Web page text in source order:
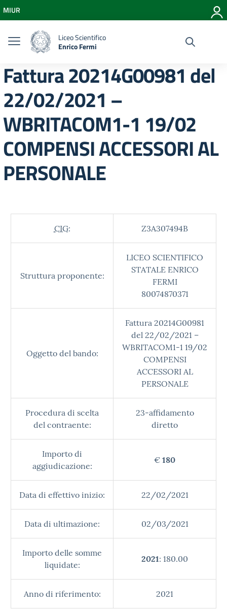
Vai al menu di navigazione
Vai al footer
MIUR
Liceo Scientifico
Enrico Fermi
Fattura 20214G00981 del
22/02/2021 –
WBRITACOM1-1 19/02
COMPENSI ACCESSORI AL
PERSONALE
CIG: Z3A307494B
Struttura proponente:
LICEO SCIENTIFICO
STATALE ENRICO
FERMI
80074870371
Oggetto del bando:
Fattura 20214G00981
del 22/02/2021 –
WBRITACOM1-1 19/02
COMPENSI
ACCESSORI AL
PERSONALE
Procedura di scelta
del contraente:
23-affidamento
diretto
Importo di
aggiudicazione:
€ 180
Data di effettivo inizio: 22/02/2021
Data di ultimazione: 02/03/2021
Importo delle somme
liquidate:
2021: 180.00
Anno di riferimento: 2021